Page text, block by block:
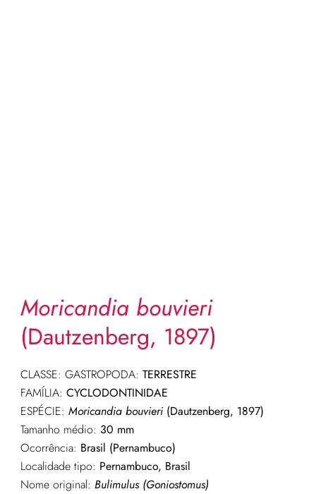
Moricandia bouvieri
(Dautzenberg, 1897)
CLASSE: GASTROPODA: TERRESTRE
FAMÍLIA: CYCLODONTINIDAE
ESPÉCIE: Moricandia bouvieri(Dautzenberg, 1897)
Tamanho médio: 30 mm
Ocorrência: Brasil (Pernambuco)
Localidade tipo: Pernambuco, Brasil
Nome original: Bulimulus (Goniostomus)